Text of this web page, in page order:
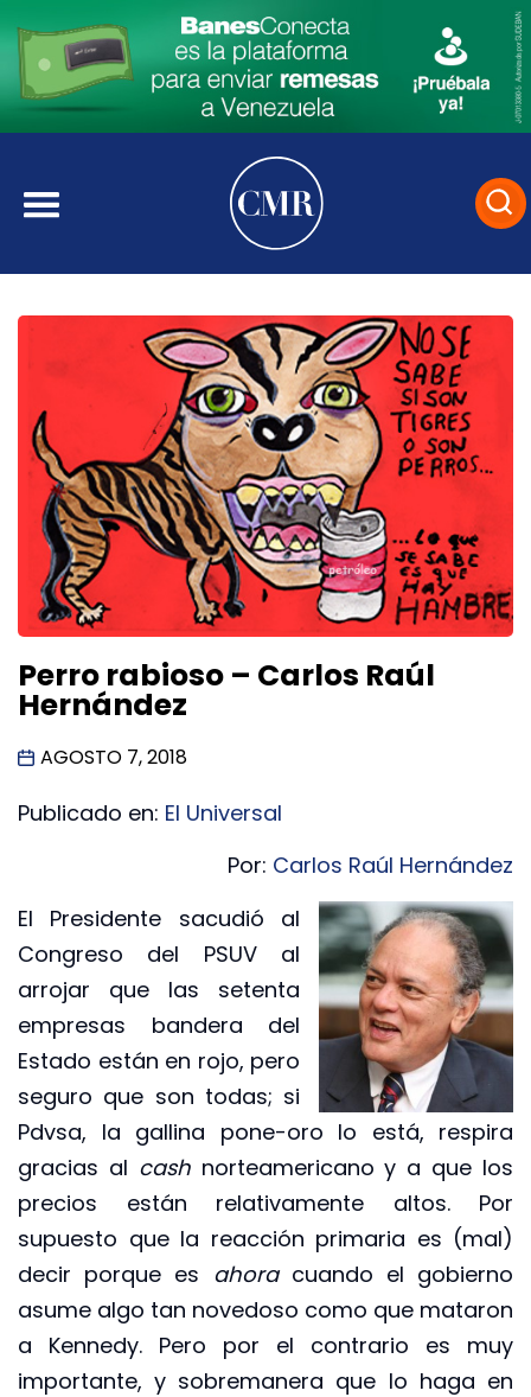
Perro rabioso – Carlos Raúl
Hernández
AGOSTO 7, 2018
Publicado en: El Universal
Por: Carlos Raúl Hernández
El Presidente sacudió al
Congreso del PSUV al
arrojar que las setenta
empresas bandera del
Estado están en rojo, pero
seguro que son todas; si
Pdvsa, la gallina pone-oro lo está, respira
gracias al cashnorteamericano y a que los
precios están relativamente altos. Por
supuesto que la reacción primaria es (mal)
decir porque es ahora cuando el gobierno
asume algo tan novedoso como que mataron
a Kennedy. Pero por el contrario es muy
importante, y sobremanera que lo haga en